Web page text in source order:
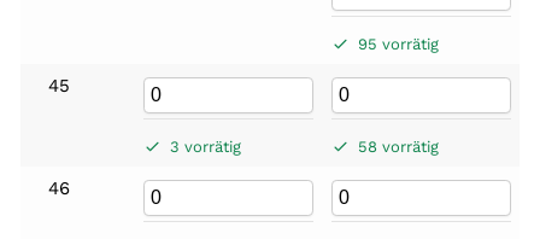
95 vorrätig
45
3 vorrätig 58 vorrätig
46